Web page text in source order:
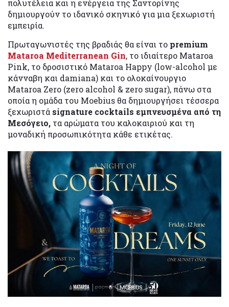
πολυτέλεια και η ενέργεια της Σαντορίνης
δημιουργούν το ιδανικό σκηνικό για μια ξεχωριστή
εμπειρία.
Πρωταγωνιστές της βραδιάς θα είναι το premium
Mataroa Mediterranean Gin, το ιδιαίτερο Mataroa
Pink, το δροσιστικό Mataroa Happy (low-alcohol με
κάνναβη και damiana) και το ολοκαίνουργιο
Mataroa Zero (zero alcohol & zero sugar), πάνω στα
οποία η ομάδα του Moebius θα δημιουργήσει τέσσερα
ξεχωριστά signature cocktails εμπνευσμένα από τη
Μεσόγειο, τα αρώματα του καλοκαιριού και τη
μοναδική προσωπικότητα κάθε ετικέτας.